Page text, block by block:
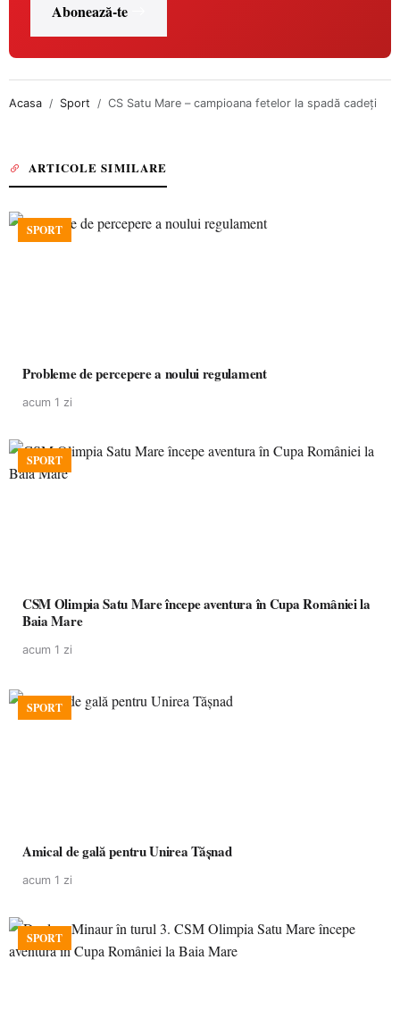
Abonează-te
Acasa Sport CS Satu Mare – campioana fetelor la spadă cadeți
ARTICOLE SIMILARE
SPORT
Probleme de percepere a noului regulament
acum 1 zi
SPORT
CSM Olimpia Satu Mare începe aventura în Cupa României la
Baia Mare
acum 1 zi
SPORT
Amical de gală pentru Unirea Tășnad
acum 1 zi
SPORT